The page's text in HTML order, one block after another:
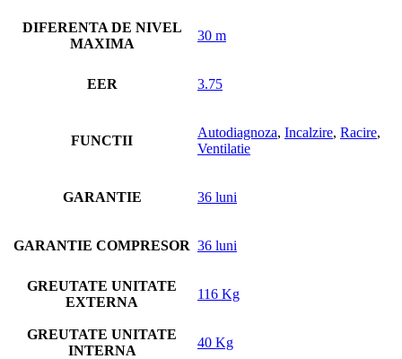
DIFERENTA DE NIVEL
MAXIMA
30 m
EER 3.75
FUNCTII
Autodiagnoza, Incalzire, Racire,
Ventilatie
GARANTIE 36 luni
GARANTIE COMPRESOR 36 luni
GREUTATE UNITATE
EXTERNA
116 Kg
GREUTATE UNITATE
INTERNA
40 Kg